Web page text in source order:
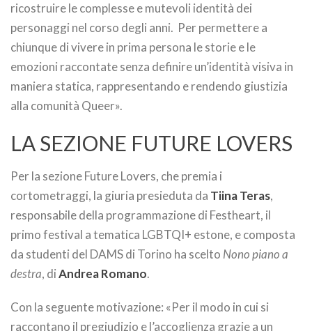
ricostruire le complesse e mutevoli identità dei
personaggi nel corso degli anni. Per permettere a
chiunque di vivere in prima persona le storie e le
emozioni raccontate senza definire un’identità visiva in
maniera statica, rappresentando e rendendo giustizia
alla comunità Queer».
LA SEZIONE FUTURE LOVERS
Per la sezione Future Lovers, che premia i
cortometraggi, la giuria presieduta da Tiina Teras,
responsabile della programmazione di Festheart, il
primo festival a tematica LGBTQI+ estone, e composta
da studenti del DAMS di Torino ha scelto Nono piano a
destra, diAndrea Romano.
Con la seguente motivazione: «Per il modo in cui si
raccontano il pregiudizio e l’accoglienza grazie a un